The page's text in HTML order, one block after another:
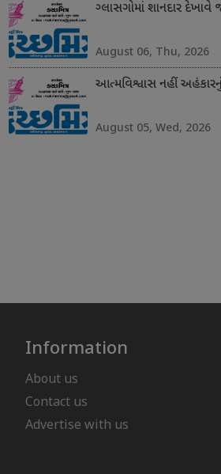
ગ્લાસગોમાં શાનદાર દેખાવે
August 06, Thu, 2026
આત્મવિશ્વાસ નહીં
August 05, Wed, 2026
Information
About us
Contact us
Advertise with us